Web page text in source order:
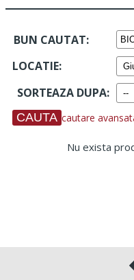
BUN CAUTAT:
LOCATIE:
SORTEAZA DUPA:
cautare
Nu exista